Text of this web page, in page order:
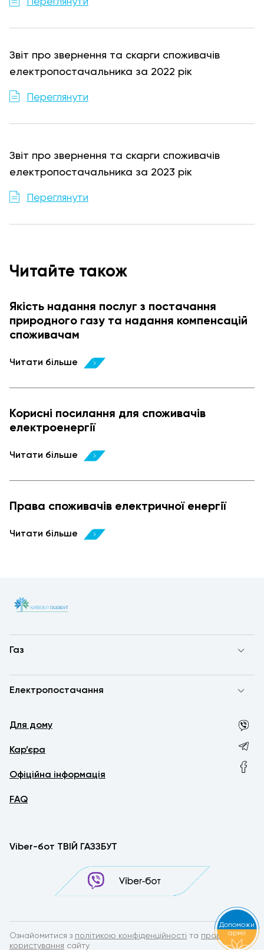
Звіт про звернення та скарги споживачів
електропостачальника за 2022 рік
Переглянути
Звіт про звернення та скарги споживачів
електропостачальника за 2023 рік
Переглянути
Читайте також
Якість надання послуг з постачання
природного газу та надання компенсацій
споживачам
Читати більше
Корисні посилання для споживачів
електроенергії
Читати більше
Права споживачів електричної енергії
Читати більше
Газ
Електропостачання
Для дому
Кар’єра
Офіційна інформація
FAQ
Viber-бот ТВІЙ ГАЗЗБУТ
Ознайомитися з політикою конфіденційності та правилами
користування сайту
Допоможи
армії